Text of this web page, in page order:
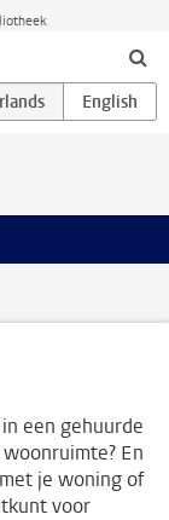
een gehuurde
En
je woning of
voor